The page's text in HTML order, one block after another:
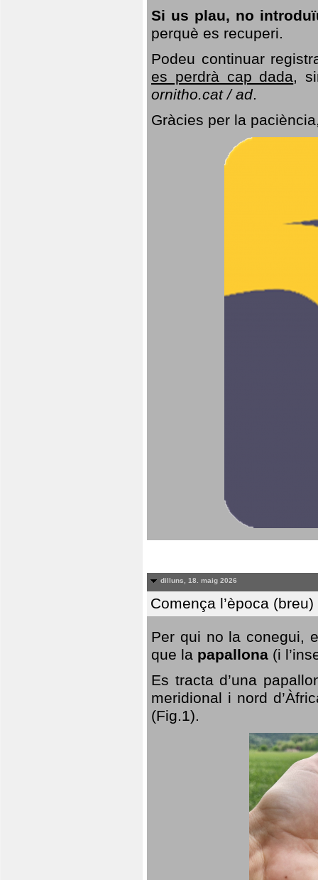
Si us plau, no
perquè es recuperi.
Podeu continuar
es perdrà cap dada,
ornitho.cat / ad.
Gràcies per la
dilluns, 18. maig 2026
Comença l’època
Per qui no la conegui,
que la papallona (i
Es tracta d’una
meridional i nord
(Fig.1).